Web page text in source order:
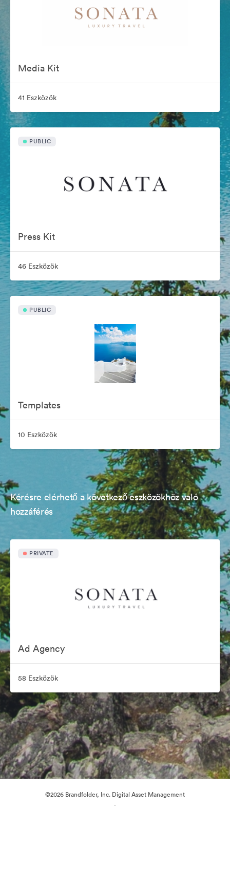
Media Kit
41 Eszközök
PUBLIC
Press Kit
46 Eszközök
PUBLIC
Templates
10 Eszközök
Kérésre elérhető a következő eszközökhöz való
hozzáférés
PRIVATE
Ad Agency
58 Eszközök
©2026 Brandfolder, Inc. Digital Asset Management
·